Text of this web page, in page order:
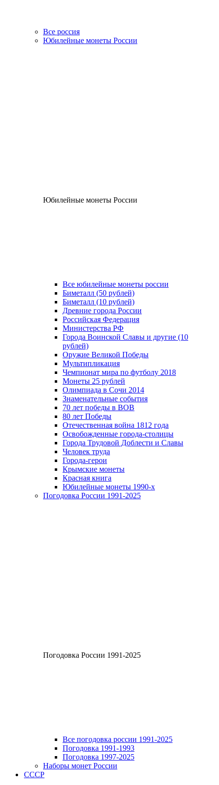
Все россия
Юбилейные монеты России
Юбилейные монеты России
Все юбилейные монеты россии
Биметалл (50 рублей)
Биметалл (10 рублей)
Древние города России
Российская Федерация
Министерства РФ
Города Воинской Славы и другие (10
рублей)
Оружие Великой Победы
Мультипликация
Чемпионат мира по футболу 2018
Монеты 25 рублей
Олимпиада в Сочи 2014
Знаменательные события
70 лет победы в ВОВ
80 лет Победы
Отечественная война 1812 года
Освобожденные города-столицы
Города Трудовой Доблести и Славы
Человек труда
Города-герои
Крымские монеты
Красная книга
Юбилейные монеты 1990-х
Погодовка России 1991-2025
Погодовка России 1991-2025
Все погодовка россии 1991-2025
Погодовка 1991-1993
Погодовка 1997-2025
Наборы монет России
СССР